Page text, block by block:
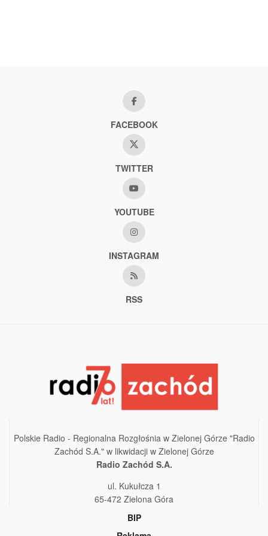
FACEBOOK
TWITTER
YOUTUBE
INSTAGRAM
RSS
Polskie Radio - Regionalna Rozgłośnia w Zielonej Górze "Radio
Zachód S.A." w likwidacji w Zielonej Górze
Radio Zachód S.A.
ul. Kukułcza 1
65-472 Zielona Góra
BIP